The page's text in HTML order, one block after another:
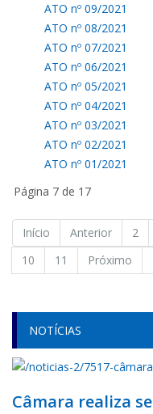
ATO nº 09/2021
ATO nº 08/2021
ATO nº 07/2021
ATO nº 06/2021
ATO nº 05/2021
ATO nº 04/2021
ATO nº 03/2021
ATO nº 02/2021
ATO nº 01/2021
Página 7 de 17
Início Anterior 2
10
11 Próximo
NOTÍCIAS
Câmara realiza